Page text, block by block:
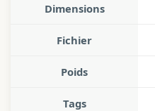
Dimensions
Fichier
Poids
Tags